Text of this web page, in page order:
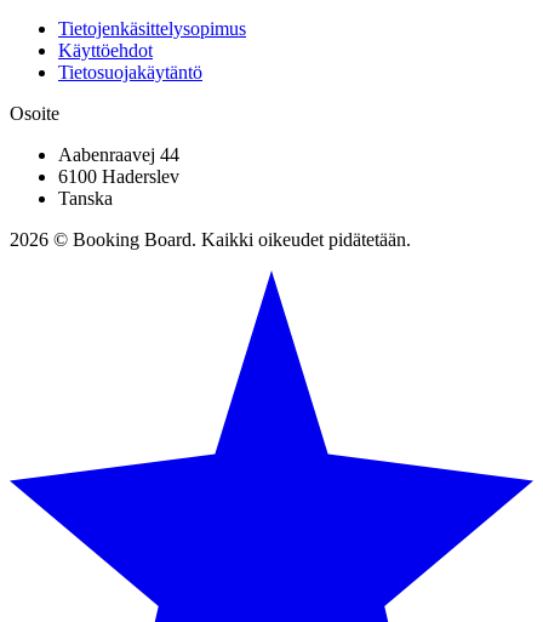
Tietojenkäsittelysopimus
Käyttöehdot
Tietosuojakäytäntö
Osoite
Aabenraavej 44
6100 Haderslev
Tanska
2026 © Booking Board. Kaikki oikeudet pidätetään.